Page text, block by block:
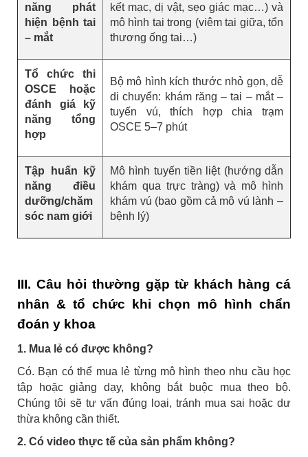
năng phát
hiện bệnh tai
– mắt
kết mạc, dị vật, sẹo giác mạc…) và
mô hình tai trong (viêm tai giữa, tổn
thương ống tai…)
Tổ chức thi
OSCE hoặc
đánh giá kỹ
năng tổng
hợp
Bộ mô hình kích thước nhỏ gọn, dễ
di chuyển: khám răng – tai – mắt –
tuyến vú, thích hợp chia trạm
OSCE 5–7 phút
Tập huấn kỹ
năng điều
dưỡng/chăm
sóc nam giới
Mô hình tuyến tiền liệt (hướng dẫn
khám qua trực tràng) và mô hình
khám vú (bao gồm cả mô vú lành –
bệnh lý)
III. Câu hỏi thường gặp từ khách hàng cá
nhân & tổ chức khi chọn mô hình chẩn
đoán y khoa
1. Mua lẻ có được không?
Có. Bạn có thể mua lẻ từng mô hình theo nhu cầu học
tập hoặc giảng dạy, không bắt buộc mua theo bộ.
Chúng tôi sẽ tư vấn đúng loại, tránh mua sai hoặc dư
thừa không cần thiết.
2. Có video thực tế của sản phẩm không?